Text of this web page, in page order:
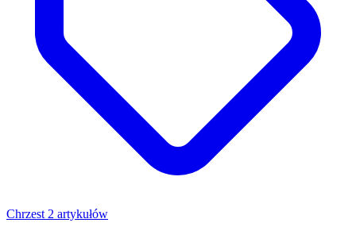
Chrzest 2 artykułów